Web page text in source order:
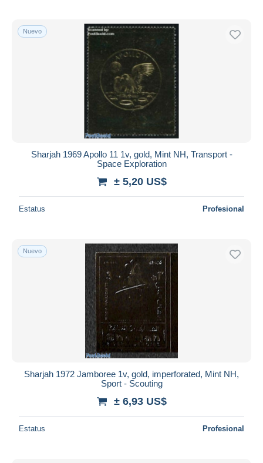
Nuevo
Sharjah 1969 Apollo 11 1v, gold, Mint NH, Transport -
Space Exploration
± 5,20 US$
Estatus Profesional
Nuevo
Sharjah 1972 Jamboree 1v, gold, imperforated, Mint NH,
Sport - Scouting
± 6,93 US$
Estatus Profesional